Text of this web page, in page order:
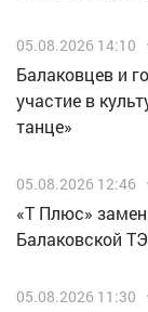
05.08.2026 14:10
Балаковцев и
участие в
танце»
05.08.2026 12:46
«Т Плюс»
Балаковской
05.08.2026 11:30